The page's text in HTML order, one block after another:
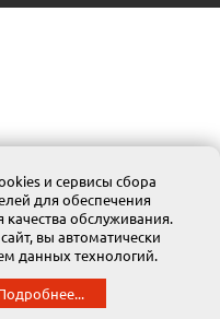
и сервисы сбора
для обеспечения
обслуживания.
вы автоматически
данных технологий.